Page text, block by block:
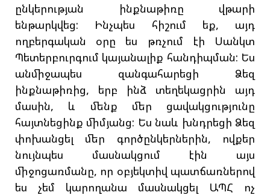
ընկերության ինքնաթիռը վթարի
ենթարկվեց: Ինչպես հիշում եք, այդ
ողբերգական օրը ես թռչում էի Սանկտ
Պետերբուրգում կայանալիք հանդիպման: Ես
անմիջապես զանգահարեցի Ձեզ
ինքնաթիռից, երբ ինձ տեղեկացրին այդ
մասին, և մենք մեր ցավակցությունը
հայտնեցինք միմյանց: Ես նաև խնդրեցի Ձեզ
փոխանցել մեր գործընկերներին, ովքեր
նույնպես մասնակցում էին այս
միջոցառմանը, որ օբյեկտիվ պատճառներով
ես չեմ կարողանա մասնակցել ԱՊՀ ոչ